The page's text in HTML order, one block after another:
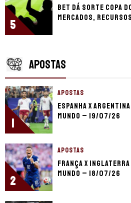
5
Bet dá Sorte Copa
mercados,
APOSTAS
1
APOSTAS
Espanha x
Mundo – 19/07/26
2
APOSTAS
França x Inglaterra
Mundo – 18/07/26